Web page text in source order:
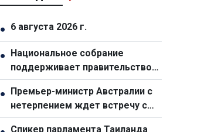
● 6 августа 2026 г.
● Национальное собрание
поддерживает правительство
ради двузначного роста
● Премьер-министр Австралии с
нетерпением ждет встречу с
генсеком ЦК КПВ, президентом
Спикер парламента Таиланда